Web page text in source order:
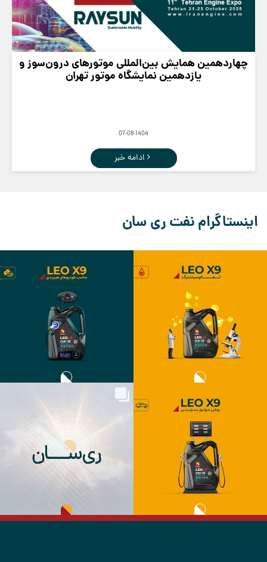
چهاردهمین همایش بین‌المللی موتورهای درون‌سوز و
یازدهمین نمایشگاه موتور تهران
07-08-1404
ادامه خبر
اینستاگرام نفت ری سان